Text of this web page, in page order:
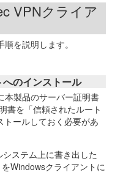
VPNクライア
を説明します。
のインストール
本製品のサーバー証明書
書を「信頼されたルート
ールしておく必要があ
ステム上に書き出した
Windowsクライアントに